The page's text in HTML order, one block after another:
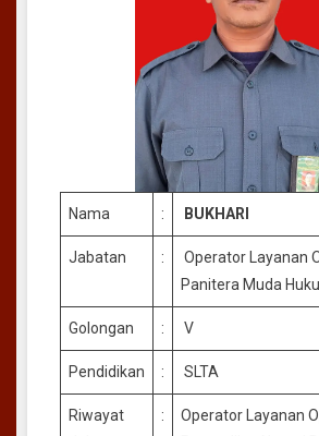
Nama : BUKHARI
Jabatan :
Operator Layanan
Panitera Muda
Golongan : V
Pendidikan : SLTA
Riwayat
:
Operator Layanan